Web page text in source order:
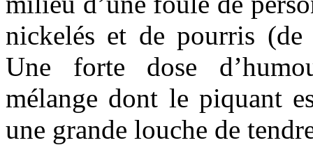
nickelés et de pourris (de
Une forte dose
mélange dont le piquant
une grande louche de